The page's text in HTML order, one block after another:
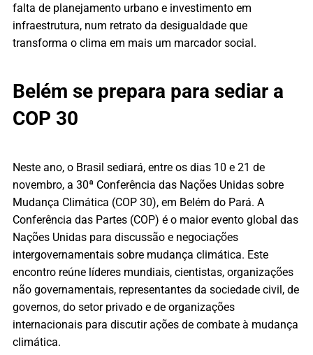
falta de planejamento urbano e investimento em
infraestrutura, num retrato da desigualdade que
transforma o clima em mais um marcador social.
Belém se prepara para sediar a
COP 30
Neste ano, o Brasil sediará, entre os dias 10 e 21 de
novembro, a 30ª Conferência das Nações Unidas sobre
Mudança Climática (COP 30), em Belém do Pará. A
Conferência das Partes (COP) é o maior evento global das
Nações Unidas para discussão e negociações
intergovernamentais sobre mudança climática. Este
encontro reúne líderes mundiais, cientistas, organizações
não governamentais, representantes da sociedade civil, de
governos, do setor privado e de organizações
internacionais para discutir ações de combate à mudança
climática.